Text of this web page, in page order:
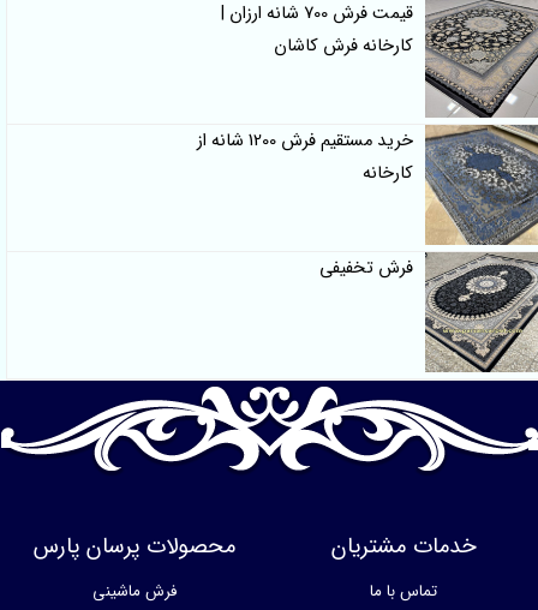
قیمت فرش 700 شانه ارزان |
کارخانه فرش کاشان
خرید مستقیم فرش 1200 شانه از
کارخانه
فرش تخفیفی
خدمات مشتریان
تماس با ما
محصولات پرسان پارس
فرش ماشینی